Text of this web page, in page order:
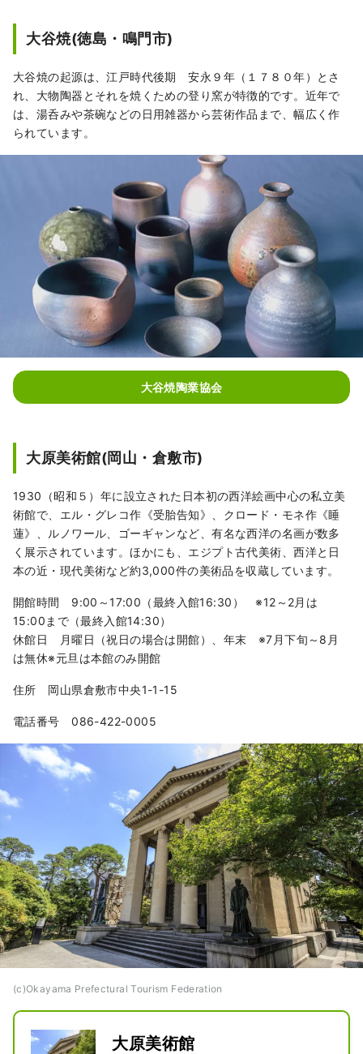
ト作品のNFT化の普及と発展を目指し
大谷焼(徳島・鳴門市)
大谷焼の起源は、江戸時代後期 安永９年（１７８０年）とさ
れ、大物陶器とそれを焼くための登り窯が特徴的です。近年で
は、湯呑みや茶碗などの日用雑器から芸術作品まで、幅広く作
られています。
大谷焼陶業協会
大原美術館(岡山・倉敷市)
1930（昭和５）年に設立された日本初の西洋絵画中心の私立美
術館で、エル・グレコ作《受胎告知》、クロード・モネ作《睡
蓮》、ルノワール、ゴーギャンなど、有名な西洋の名画が数多
く展示されています。ほかにも、エジプト古代美術、西洋と日
本の近・現代美術など約3,000件の美術品を収蔵しています。
開館時間 9:00～17:00（最終入館16:30） ※12～2月は
15:00まで（最終入館14:30）
休館日 月曜日（祝日の場合は開館）、年末 ※7月下旬～8月
は無休※元旦は本館のみ開館
住所 岡山県倉敷市中央1-1-15
電話番号 086-422-0005
(c)Okayama Prefectural Tourism Federation
大原美術館